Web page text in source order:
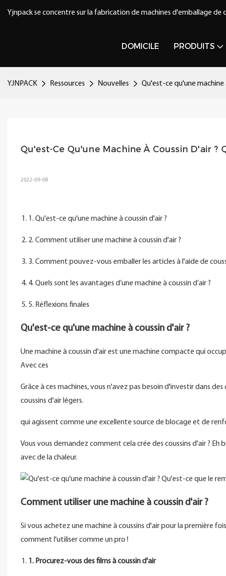
Yjnpack se concentre sur la fabrication de machines d'emballage de
DOMICILE PRODUITS
YJNPACK Ressources Nouvelles Qu'est-ce qu'une machine
Qu'est-Ce Qu'une Machine À Coussin D'air ?
2022-09-08
1. Qu'est-ce qu'une machine à coussin d'air ?
2. Comment utiliser une machine à coussin d'air ?
3. Comment pouvez-vous emballer les articles à l'aide de
4. Quels sont les avantages d’une machine à coussin d’air ?
5. Réflexions finales
Qu'est-ce qu'une machine à coussin d'air ?
Une machine à coussin d'air est une machine compacte qui
Avec ces
Grâce à ces machines, vous n'avez pas besoin d'investir dans
coussins d'air légers.
qui agissent comme une excellente source de blocage et de
Vous vous demandez comment cela crée des coussins d'air ?
avec de la chaleur.
Comment utiliser une machine à coussin d'air ?
Si vous achetez une machine à coussins d'air pour la première
comment l'utiliser comme un pro !
1. Procurez-vous des films à coussin d'air